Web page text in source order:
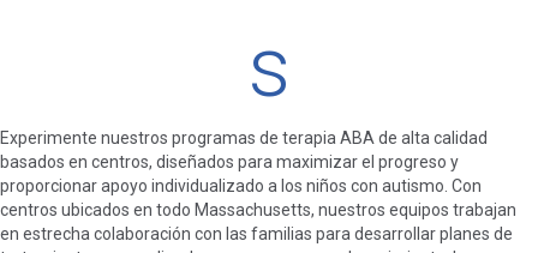
s
Experimente nuestros programas de terapia ABA de alta calidad
basados en centros, diseñados para maximizar el progreso y
proporcionar apoyo individualizado a los niños con autismo. Con
centros ubicados en todo Massachusetts, nuestros equipos trabajan
en estrecha colaboración con las familias para desarrollar planes de